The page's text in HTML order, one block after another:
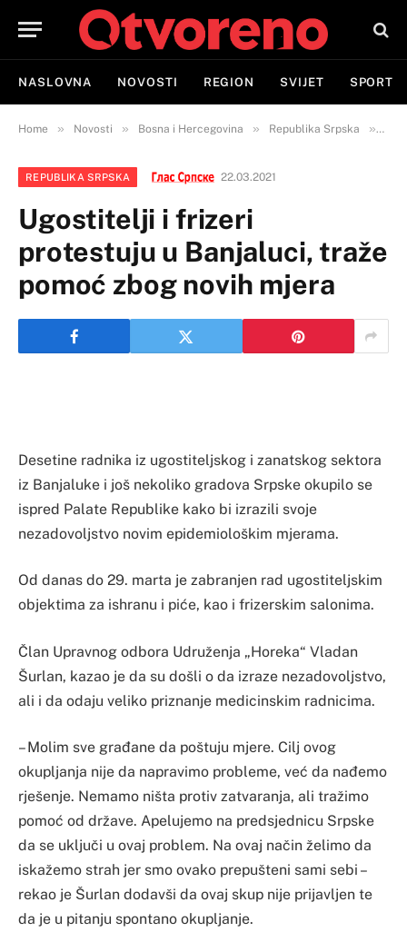
NASLOVNA NOVOSTI REGION SVIJET SPORT
Home » Novosti » Bosna i Hercegovina » Republika Srpska »
REPUBLIKA SRPSKA 22.03.2021
Ugostitelji i frizeri
protestuju u Banjaluci, traže
pomoć zbog novih mjera
Desetine radnika iz ugostiteljskog i zanatskog sektora
iz Banjaluke i još nekoliko gradova Srpske okupilo se
ispred Palate Republike kako bi izrazili svoje
nezadovoljstvo novim epidemiološkim mjerama.
Od danas do 29. marta je zabranjen rad ugostiteljskim
objektima za ishranu i piće, kao i frizerskim salonima.
Član Upravnog odbora Udruženja „Horeka“ Vladan
Šurlan, kazao je da su došli o da izraze nezadovoljstvo,
ali i da odaju veliko priznanje medicinskim radnicima.
– Molim sve građane da poštuju mjere. Cilj ovog
okupljanja nije da napravimo probleme, već da nađemo
rješenje. Nemamo ništa protiv zatvaranja, ali tražimo
pomoć od države. Apelujemo na predsjednicu Srpske
da se uključi u ovaj problem. Na ovaj način želimo da
iskažemo strah jer smo ovako prepušteni sami sebi –
rekao je Šurlan dodavši da ovaj skup nije prijavljen te
da je u pitanju spontano okupljanje.